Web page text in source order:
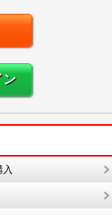
ン
入